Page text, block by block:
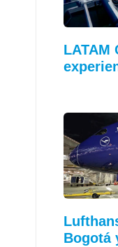
LATAM
Bogotá